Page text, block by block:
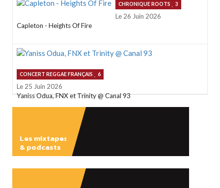
CHRONIQUE ROOTS 3
Le 26 Juin 2026
Capleton - Heights Of Fire
CONCERT REGGAE FRANÇAIS 6
Le 25 Juin 2026
Yaniss Odua, FNX et Trinity @ Canal 93
Les mixtapes
& podcasts